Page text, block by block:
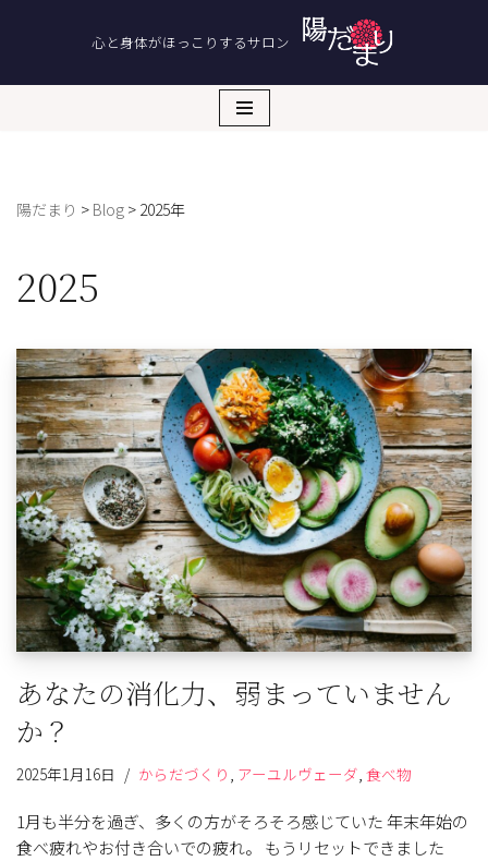
ン
ス
プ
心と身体がほっこりするサロン
陽だまり > Blog > 2025年
2025
あなたの消化力、弱まっていません
か？
2025年1月16日 からだづくり , アーユルヴェーダ, 食べ物
1月も半分を過ぎ、多くの方がそろそろ感じていた 年末年始の
食べ疲れやお付き合いでの疲れ。 もうリセットできました